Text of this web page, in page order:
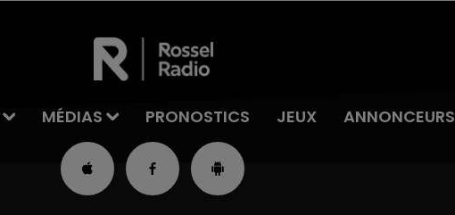
MÉDIAS PRONOSTICS JEUX ANNONCEURS